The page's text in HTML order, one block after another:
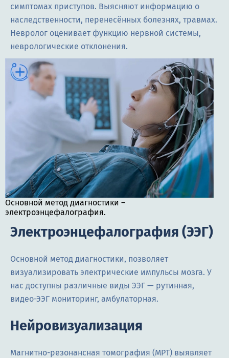
симптомах приступов. Выясняют информацию о
наследственности, перенесённых болезнях, травмах.
Невролог оценивает функцию нервной системы,
неврологические отклонения.
Основной метод диагностики –
электроэнцефалография.
Электроэнцефалография (ЭЭГ)
Основной метод диагностики, позволяет
визуализировать электрические импульсы мозга. У
нас доступны различные виды ЭЭГ — рутинная,
видео-ЭЭГ мониторинг, амбулаторная.
Нейровизуализация
Магнитно-резонансная томография (МРТ) выявляет